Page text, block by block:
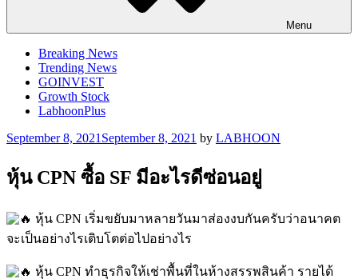
Menu
Breaking News
Trending News
GOINVEST
Growth Stock
LabhoonPlus
Posted
September 8, 2021 September 8, 2021 by LABHOON
หุ้น CPN ซื้อ SF มีอะไรดีซ่อนอยู่
หุ้น CPN เริ่มขยับมาหลายวันมาส่องงบกันครับว่าอนาคต
จะเป็นอย่างไรเติบโตต่อไปอย่างไร
หุ้น CPN ทำธุรกิจให้เช่าพื้นที่ในห้างสรรพสินค้า รายได้